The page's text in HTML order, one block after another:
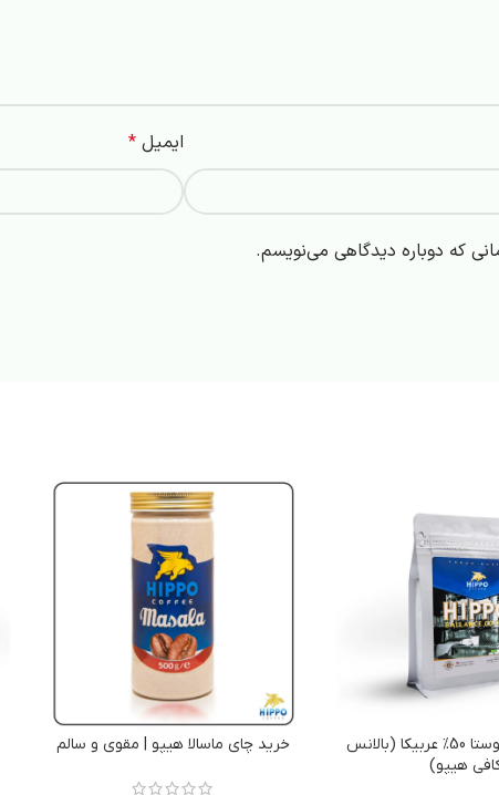
ایمیل *
که دوباره دیدگاهی می‌نویسم.
قهوه 50% روبوستا 50% عربیکا (بالانس
هیپو)
خرید چای ماسالا هیپو | مقوی و سالم